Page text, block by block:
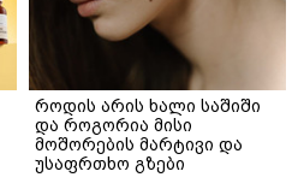
როდის არის ხალი საშიში
და როგორია მისი
მოშორების მარტივი და
უსაფრთხო გზები